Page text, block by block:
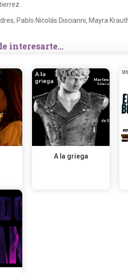
Pablo Nicolás Discianni, Mayra
interesarte...
A la griega